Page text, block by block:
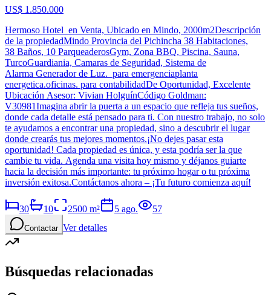
US$ 1.850.000
Hermoso Hotel en Venta, Ubicado en Mindo, 2000m2Descripción
de la propiedadMindo Provincia del Pichincha 38 Habitaciones,
38 Baños, 10 ParqueaderosGym, Zona BBQ, Piscina, Sauna,
TurcoGuardiania, Camaras de Seguridad, Sistema de
Alarma Generador de Luz. para emergenciaplanta
energetica.oficinas. para contabilidadDe Oportunidad, Excelente
Ubicación Asesor: Vivian HolguínCódigo Goldman:
V30981Imagina abrir la puerta a un espacio que refleja tus sueños,
donde cada detalle está pensado para ti. Con nuestro trabajo, no solo
te ayudamos a encontrar una propiedad, sino a descubrir el lugar
donde crearás tus mejores momentos.¡No dejes pasar esta
oportunidad! Cada propiedad es única, y esta podría ser la que
cambie tu vida. Agenda una visita hoy mismo y déjanos guiarte
hacia la decisión más importante: tu próximo hogar o tu próxima
inversión exitosa.Contáctanos ahora – ¡Tu futuro comienza aquí!
30 10 2500 m² 5 ago. 57
Contactar Ver detalles
Búsquedas relacionadas